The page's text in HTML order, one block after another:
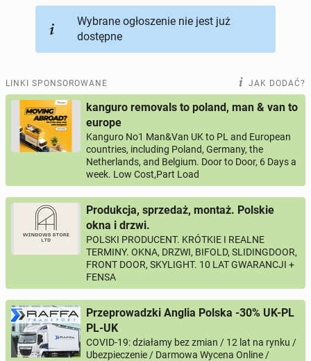
Wybrane ogłoszenie nie jest już
dostępne
LINKI SPONSOROWANE JAK DODAĆ?
kanguro removals to poland, man & van to
europe
Kanguro No1 Man&Van UK to PL and European
countries, including Poland, Germany, the
Netherlands, and Belgium. Door to Door, 6 Days a
week. Low Cost,Part Load
Produkcja, sprzedaż, montaż. Polskie
okna i drzwi.
POLSKI PRODUCENT. KRÓTKIE I REALNE
TERMINY. OKNA, DRZWI, BIFOLD, SLIDINGDOOR,
FRONT DOOR, SKYLIGHT. 10 LAT GWARANCJI +
FENSA
Przeprowadzki Anglia Polska -30% UK-PL
PL-UK
COVID-19: działamy bez zmian / 12 lat na rynku /
Ubezpieczenie / Darmowa Wycena Online /